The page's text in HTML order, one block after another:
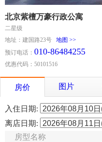
北京紫檀万豪行政公寓
二星级
地址：建国路23号 地图 >>
预订电话： 010-86484255
优惠代码：50101516
房价 图片
入住日期:
离店日期:
房型名称